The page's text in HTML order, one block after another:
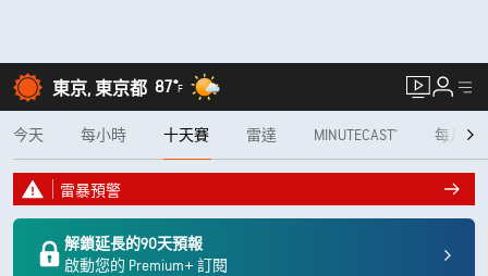
東京, 東京都 87°F
今天 每小時 十天賽 雷達 MINUTECAST® 每月
雷暴預警
解鎖延長的90天預報
啟動您的 Premium+ 訂閱